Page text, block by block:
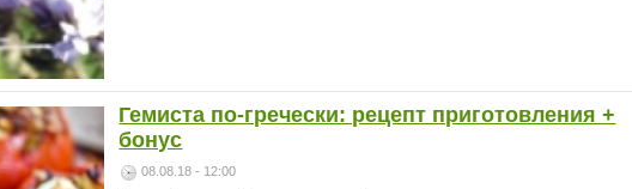
Гемиста по-гречески: рецепт приготовления +
бонус
08.08.18 - 12:00